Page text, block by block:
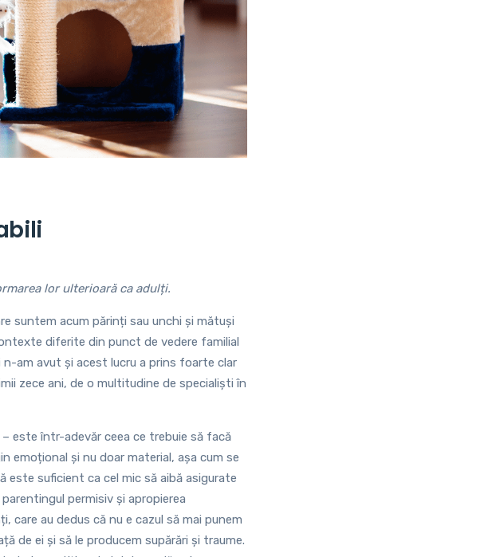
lor ulterioară ca adulți.
suntem acum părinți sau unchi și mătuși
diferite din punct de vedere familial
am avut și acest lucru a prins foarte clar
zece ani, de o multitudine de specialiști în
este într-adevăr ceea ce trebuie să facă
emoțional și nu doar material, așa cum se
este suficient ca cel mic să aibă asigurate
permisiv și apropierea
au dedus că nu e cazul să mai punem
de ei și să le producem supărări și traume.